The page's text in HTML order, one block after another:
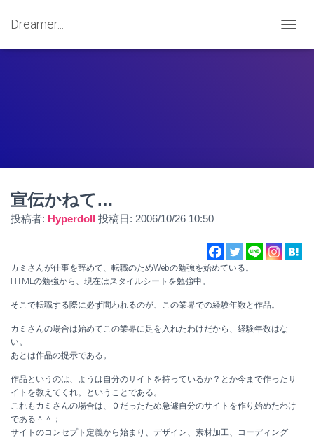
Dreamer...
ビ
替
宣伝かねて…
投稿者: Hyperdoll 投稿日: 2006/10/26 10:50
カミさんが仕事を辞めて、転職のためWebの勉強を始めている。
HTMLの勉強から、現在はスタイルシートを勉強中。
そこで転職する際に必ず問われるのが、この業界での経験年数と作品。
カミさんの場合は始めてこの業界に足を入れたわけだから、経験年数はな
い。
あとは作品の提示である。
作品というのは、ようは自分のサイトを持っているか？とか今まで作ったサ
イトを教えてくれ。ということである。
これもカミさんの場合は、０だったため急遽自分のサイトを作り始めたわけ
である＾＾；
サイトのコンセプト定義から始まり、デザイン、素材加工、コーディング